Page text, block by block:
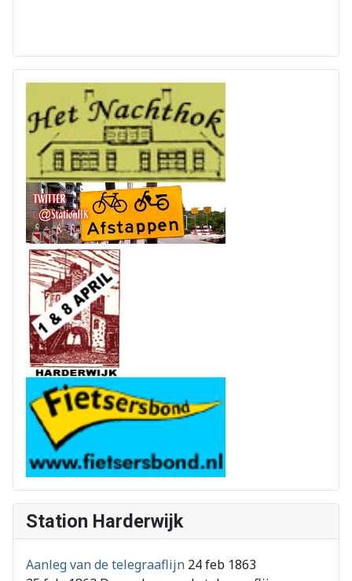
Station Harderwijk
Aanleg van de telegraaflijn 24 feb 1863